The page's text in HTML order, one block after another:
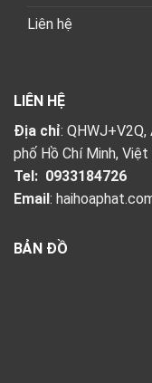
Liên hệ
LIÊN HỆ
Địa chỉ: QHWJ+V2Q,
phố Hồ Chí Minh, Việt
Tel: 0933184726
Email :
BẢN ĐỒ